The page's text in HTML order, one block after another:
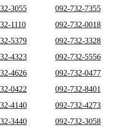
3055 092-732-7355
1110 092-732-0018
5379 092-732-3328
4323 092-732-5556
4626 092-732-0477
0422 092-732-8401
4140 092-732-4273
3440 092-732-3058